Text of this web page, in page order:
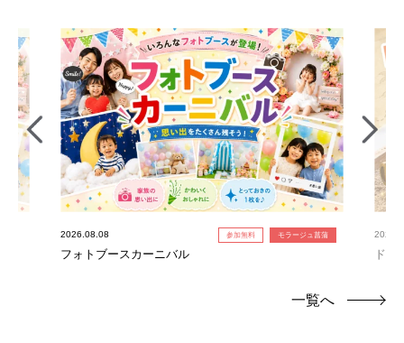
2026.08.08 参加無料 モラージュ菖蒲
フォトブースカーニバル ドキ
一覧へ